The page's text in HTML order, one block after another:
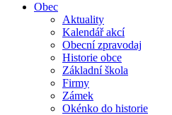
Obec
Aktuality
Kalendář akcí
Obecní zpravodaj
Historie obce
Základní škola
Firmy
Zámek
Okénko do historie